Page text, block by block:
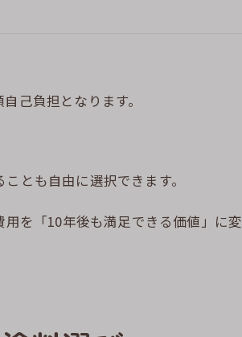
己負担となります。
とも自由に選択できます。
を「10年後も満足できる価値」に